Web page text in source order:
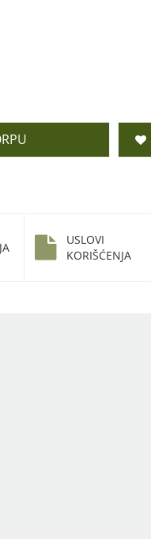
USLOVI
KORIŠĆENJA